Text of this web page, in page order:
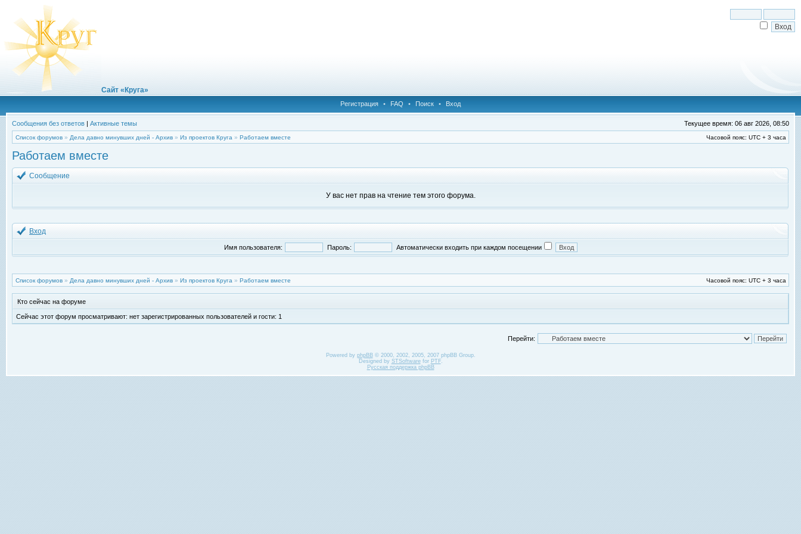
Сайт «Круга»
Регистрация • FAQ • Поиск • Вход
Сообщения без ответов | Активные темы Текущее время: 06 авг 2026, 08:50
Список форумов » Дела давно минувших дней - Архив » Из проектов Круга » Работаем вместе Часовой пояс: UTC + 3 часа
Работаем вместе
Сообщение
У вас нет прав на чтение тем этого форума.
Вход
Имя пользователя: Пароль: Автоматически входить при каждом посещении
Список форумов » Дела давно минувших дней - Архив » Из проектов Круга » Работаем вместе Часовой пояс: UTC + 3 часа
Кто сейчас на форуме
Сейчас этот форум просматривают: нет зарегистрированных пользователей и гости: 1
Перейти:
Powered by phpBB© 2000, 2002, 2005, 2007 phpBB Group.
Designed by STSoftwarefor PTF.
Русская поддержка phpBB